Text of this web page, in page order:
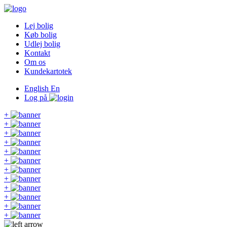
Lej bolig
Køb bolig
Udlej bolig
Kontakt
Om os
Kundekartotek
English En
Log på
+
+
+
+
+
+
+
+
+
+
+
+